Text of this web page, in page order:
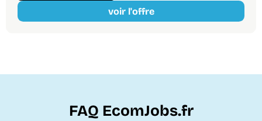
voir l'offre
FAQ EcomJobs.fr